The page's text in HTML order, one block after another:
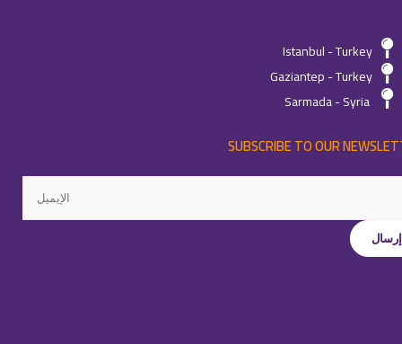
Istanbul - Turkey
Gaziantep - Turkey
Sarmada - Syria
SUBSCRIBE TO OUR